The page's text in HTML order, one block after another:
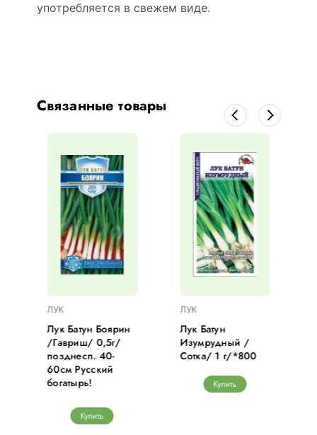
употребляется в свежем виде.
Связанные товары
ЛУК
Лук Батун Боярин
/Гавриш/ 0,5г/
позднесп. 40-
60см Русский
богатырь!
Купить
ЛУК
Лук Батун
Изумрудный /
Сотка/ 1 г/*800
Купить